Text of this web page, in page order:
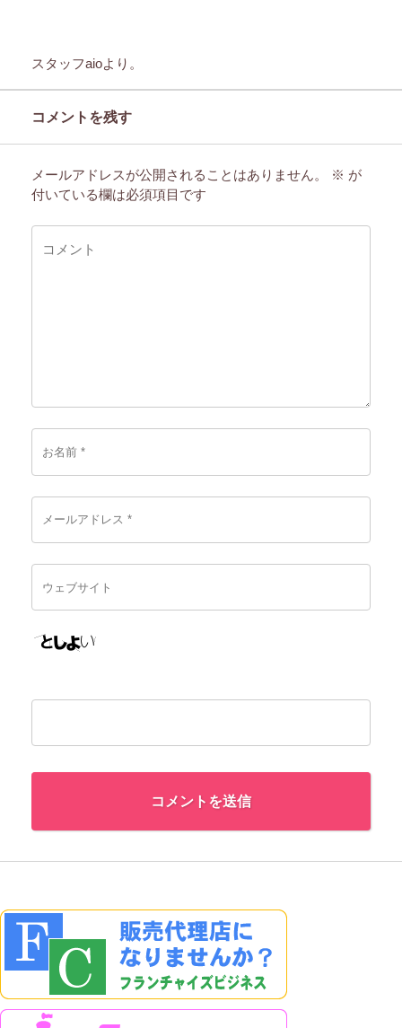
スタッフaioより。
コメントを残す
メールアドレスが公開されることはありません。 ※ が
付いている欄は必須項目です